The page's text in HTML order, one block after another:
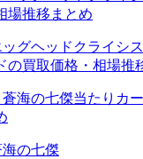
ッグヘッドクライシス
の買取価格・相場推
海の七傑